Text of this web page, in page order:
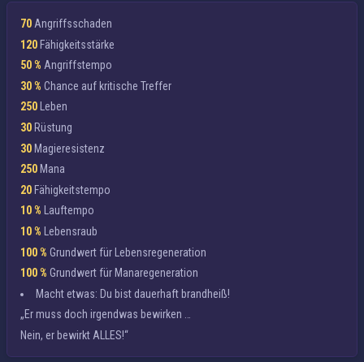
70 Angriffsschaden
120Fähigkeitsstärke
50 % Angriffstempo
30 % Chance auf kritische Treffer
250 Leben
30 Rüstung
30Magieresistenz
250 Mana
20 Fähigkeitstempo
10 % Lauftempo
10 % Lebensraub
100 % Grundwert für Lebensregeneration
100 % Grundwert für Manaregeneration
Macht etwas: Du bist dauerhaft brandheiß!
„Er muss doch irgendwas bewirken …
Nein, er bewirkt ALLES!“